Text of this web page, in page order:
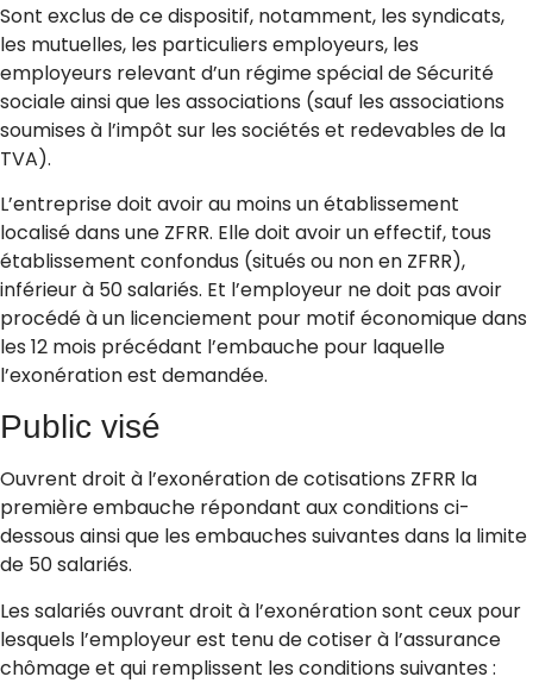
Sont exclus de ce dispositif, notamment, les syndicats,
les mutuelles, les particuliers employeurs, les
employeurs relevant d’un régime spécial de Sécurité
sociale ainsi que les associations (sauf les associations
soumises à l’impôt sur les sociétés et redevables de la
TVA).
L’entreprise doit avoir au moins un établissement
localisé dans une ZFRR. Elle doit avoir un effectif, tous
établissement confondus (situés ou non en ZFRR),
inférieur à 50 salariés. Et l’employeur ne doit pas avoir
procédé à un licenciement pour motif économique dans
les 12 mois précédant l’embauche pour laquelle
l’exonération est demandée.
Public visé
Ouvrent droit à l’exonération de cotisations ZFRR la
première embauche répondant aux conditions ci-
dessous ainsi que les embauches suivantes dans la limite
de 50 salariés.
Les salariés ouvrant droit à l’exonération sont ceux pour
lesquels l’employeur est tenu de cotiser à l’assurance
chômage et qui remplissent les conditions suivantes :